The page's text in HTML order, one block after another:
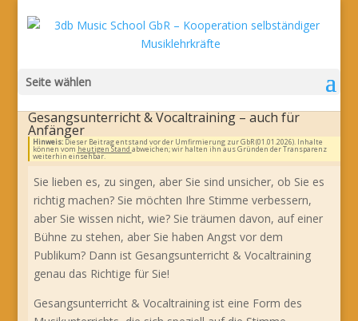
Seite wählen
Gesangsunterricht & Vocaltraining – auch für
Anfänger
Hinweis:Dieser Beitrag entstand vor der Umfirmierung zur GbR (01.01.2026). Inhalte
können vom heutigen Stand abweichen; wir halten ihn aus Gründen der Transparenz
weiterhin einsehbar.
Sie lieben es, zu singen, aber Sie sind unsicher, ob Sie es
richtig machen? Sie möchten Ihre Stimme verbessern,
aber Sie wissen nicht, wie? Sie träumen davon, auf einer
Bühne zu stehen, aber Sie haben Angst vor dem
Publikum? Dann ist Gesangsunterricht & Vocaltraining
genau das Richtige für Sie!
Gesangsunterricht & Vocaltraining ist eine Form des